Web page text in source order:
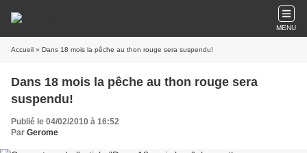
MENU
Accueil » Dans 18 mois la pêche au thon rouge sera suspendu!
Dans 18 mois la pêche au thon rouge sera
suspendu!
Publié le 04/02/2010 à 16:52
Par Gerome